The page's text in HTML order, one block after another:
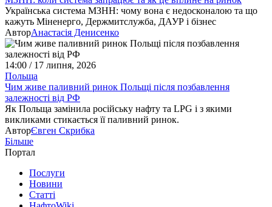
Українська система МЗНН: чому вона є недосконалою та що
кажуть Міненерго, Держмитслужба, ДАУР і бізнес
АвторАнастасія Денисенко
14:00 / 17 липня, 2026
Польща
Чим живе паливний ринок Польщі після позбавлення
залежності від РФ
Як Польща замінила російську нафту та LPG і з якими
викликами стикається її паливний ринок.
АвторЄвген Скрибка
Більше
Портал
Послуги
Новини
Статті